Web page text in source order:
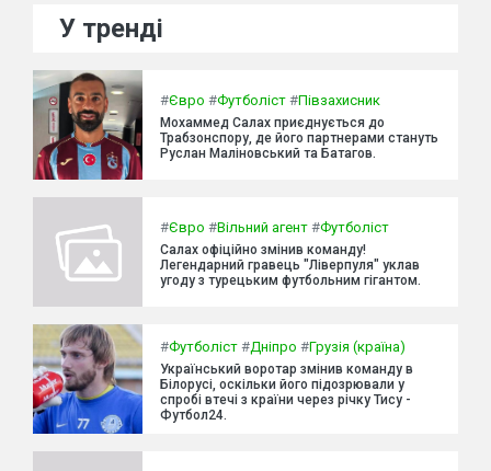
У тренді
#Євро #Футболіст #Півзахисник
Мохаммед Салах приєднується до
Трабзонспору, де його партнерами стануть
Руслан Маліновський та Батагов.
#Євро #Вільний агент #Футболіст
Салах офіційно змінив команду!
Легендарний гравець "Ліверпуля" уклав
угоду з турецьким футбольним гігантом.
#Футболіст #Дніпро #Грузія (країна)
Український воротар змінив команду в
Білорусі, оскільки його підозрювали у
спробі втечі з країни через річку Тису -
Футбол24.